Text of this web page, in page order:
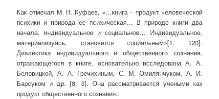
Как отмечал М. Н. Куфаев, «…книга – продукт человеческой
психики и природа ее психическая… В природе книги два
начала: индивидуальное и социальное… Индивидуальное,
материализуясь, становится социальным»[1, 120].
Диалектика индивидуального и общественного сознания,
отражающегося в книге, основательно исследована А. А.
Беловицкой, А. А. Гречихиным, С. М. Омилянчуком, А. И.
Барсуком и др. [8; 3]. Она рассматривается учеными как
продукт общественного сознания.